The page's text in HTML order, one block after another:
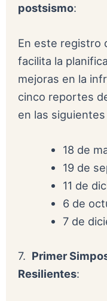
postsismo:
En este registro
facilita la
mejoras en la
cinco reportes
en las
18 de
19 de
11 de
6 de
7 de
7. Primer
Resilientes: